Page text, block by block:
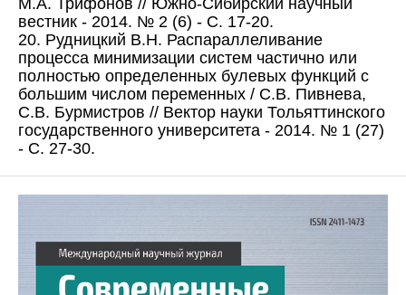
М.А. Трифонов // Южно-Сибирский научный
вестник - 2014. № 2 (6) - С. 17-20.
20. Рудницкий В.Н. Распараллеливание
процесса минимизации систем частично или
полностью определенных булевых функций с
большим числом переменных / С.В. Пивнева,
С.В. Бурмистров // Вектор науки Тольяттинского
государственного университета - 2014. № 1 (27)
- С. 27-30.